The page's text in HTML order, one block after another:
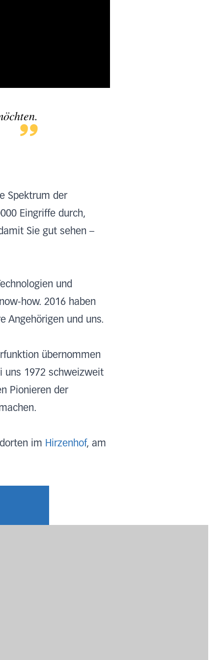
Spektrum der
Eingriffe durch,
Sie gut sehen –
und
how. 2016 haben
Angehörigen und uns.
übernommen
uns 1972 schweizweit
Pionieren der
im Hirzenhof, am